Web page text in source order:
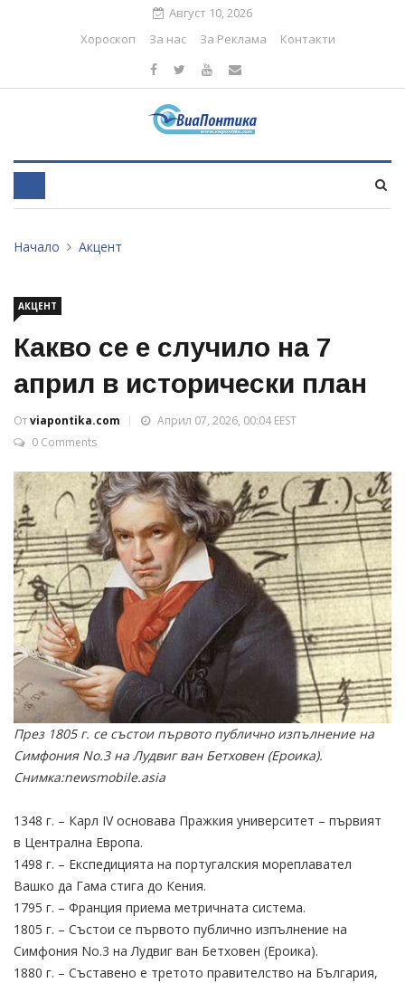
Август 10, 2026
Хороскоп
За нас За Реклама Контакти
Начало Акцент
АКЦЕНТ
Какво се е случило на 7
април в исторически план
Отviapontika.com
Април 07, 2026, 00:04 EEST
0 Comments
През 1805 г. се състои първото публично изпълнение на
Симфония No.3 на Лудвиг ван Бетховен (Ероика).
Снимка:newsmobile.asia
1348 г. – Карл IV основава Пражкия университет – първият
в Централна Европа.
1498 г. – Експедицията на португалския мореплавател
Вашко да Гама стига до Кения.
1795 г. – Франция приема метричната система.
1805 г. – Състои се първото публично изпълнение на
Симфония No.3 на Лудвиг ван Бетховен (Ероика).
1880 г. – Съставено е третото правителство на България,